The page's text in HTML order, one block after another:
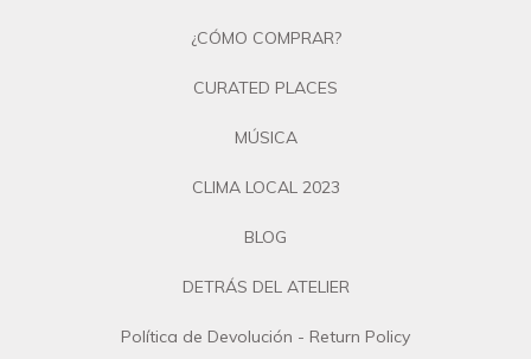
¿CÓMO COMPRAR?
CURATED PLACES
MÚSICA
CLIMA LOCAL 2023
BLOG
DETRÁS DEL ATELIER
Política de Devolución - Return Policy